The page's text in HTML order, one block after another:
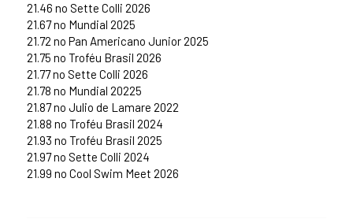
21.46 no Sette Colli 2026
21.67 no Mundial 2025
21.72 no Pan Americano Junior 2025
21.75 no Troféu Brasil 2026
21.77 no Sette Colli 2026
21.78 no Mundial 20225
21.87 no Julio de Lamare 2022
21.88 no Troféu Brasil 2024
21.93 no Troféu Brasil 2025
21.97 no Sette Colli 2024
21.99 no Cool Swim Meet 2026